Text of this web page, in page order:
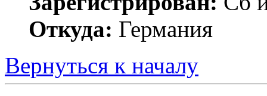
Откуда: Германия
Вернуться к началу